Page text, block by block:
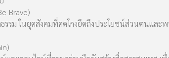
Brave)
รรม ในยุคสังคมที่คดโกงยึดถึงประโยชน์ส่วนตนแ